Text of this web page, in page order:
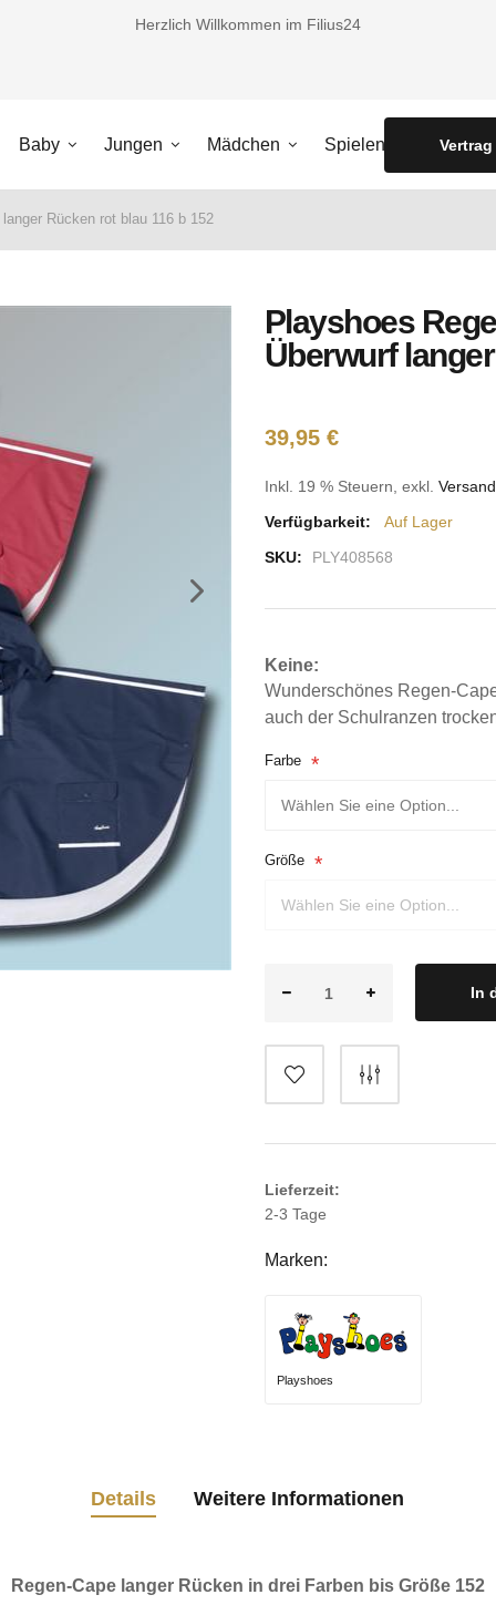
Herzlich Willkommen im Filius24
Baby Jungen Mädchen Spielen
Rücken rot blau 116 b 152
Playshoes
Überwurf
39,95 €
Inkl. 19 % Steuern exkl.
Verfügbarkeit:
Auf Lager
SKU:
PLY408568
Keine:
Wunderschönes Regen-
auch der Schulranzen
Farbe
Größe
In
Lieferzeit:
2-3 Tage
Marken:
Playshoes
Details
Regen-Cape langer Rücken in drei Farben bis Größe 152
Weitere Informationen